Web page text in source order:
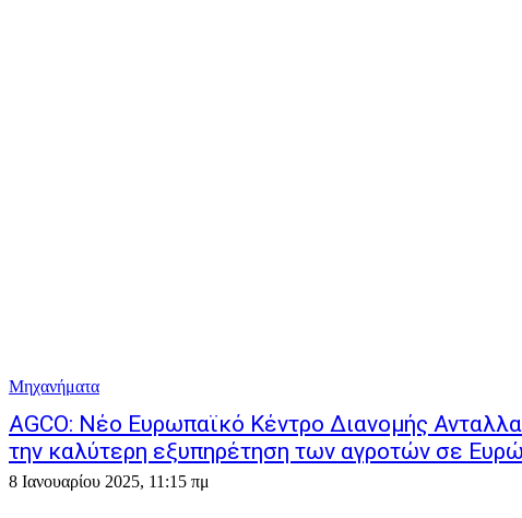
Μηχανήματα
AGCO: Nέο Ευρωπαϊκό Κέντρο Διανομής
την καλύτερη εξυπηρέτηση των αγροτών σε
8 Ιανουαρίου 2025, 11:15 πμ